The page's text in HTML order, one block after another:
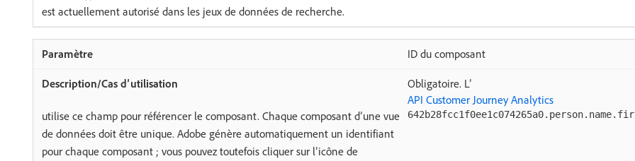
est actuellement autorisé dans les jeux de données de recherche.
ID du composant
Obligatoire. Lʼ
API Customer Journey Analytics
utilise ce champ pour référencer le composant. Chaque composant d’une vue
de données doit être unique. Adobe génère automatiquement un identifiant
pour chaque composant ; vous pouvez toutefois cliquer sur l’icône de